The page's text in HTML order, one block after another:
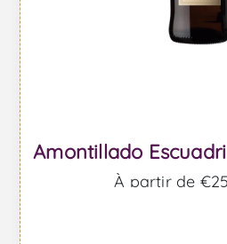
Amontillado
À partir de